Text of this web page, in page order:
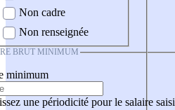
Non cadre
Non renseignée
BRUT MINIMUM
minimum
une périodicité pour le salaire saisi